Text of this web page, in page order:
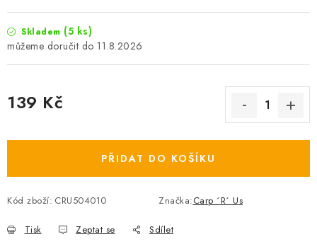
Skladem (5 ks)
11.8.2026
139 Kč
PŘIDAT DO KOŠÍKU
Kód zboží: CRU504010 Značka:Carp ´R´ Us
Tisk Zeptat se Sdílet